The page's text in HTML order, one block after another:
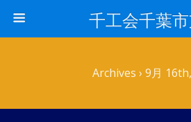
千工会千葉
Archives › 9月